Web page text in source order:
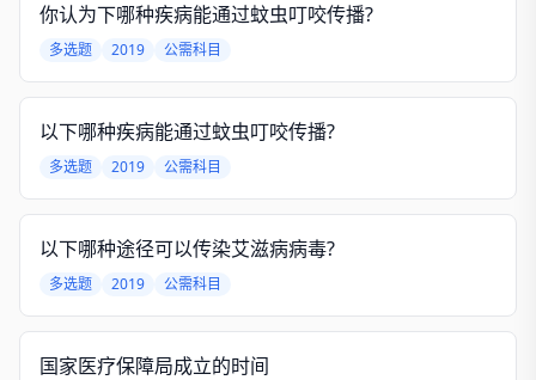
你认为下哪种疾病能通过蚊虫叮咬传播?
多选题 2019 公需科目
以下哪种疾病能通过蚊虫叮咬传播?
多选题 2019 公需科目
以下哪种途径可以传染艾滋病病毒?
多选题 2019 公需科目
国家医疗保障局成立的时间